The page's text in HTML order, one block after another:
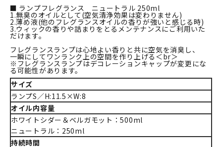
■ ランプフレグランス ニュートラル 250ml
1.無臭のオイルとして(空気清浄効果は変わりません)
2.薄め液(他のフレグランスオイルの香りが強いと感じる時)
3.ウィックの香りや詰まりをとるメンテナンスにご利用いた
だけます。
フレグランスランプは心地よい香りと共に空気を消臭し、
一瞬にしてワンランク上の空間を作り上げる＜br＞
※フレグランスランプはデコレーションキャップが変更にな
る可能性があります。
サイズ
ランプS／H:11.5×W:8
オイル内容量
ホワイトシダー＆ベルガモット：500ml
ニュートラル：250ml
持続時間